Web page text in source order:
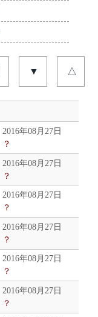
▼ △
2016年08月27日
？
2016年08月27日
？
2016年08月27日
？
2016年08月27日
？
2016年08月27日
？
2016年08月27日
？